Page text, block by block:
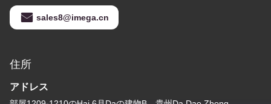
sales8@imega.cn
住所
アドレス